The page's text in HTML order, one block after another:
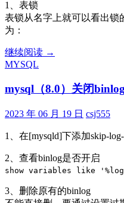
1、表锁
表锁从名字上就可以看出锁
为：
继续阅读MySQL
库
—
行
和
间
隙
锁
→
MYSQL
mysql（8.0）关闭binlog
2023 年 06 月 19 日 csj555
1、在[mysqld]下添加skip-
2、查看binlog是否开启
show variables like
3、删除原有的binlog